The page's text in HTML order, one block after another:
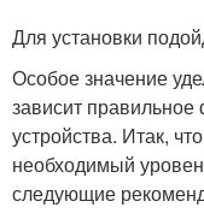
Для установки
Особое значение
зависит
устройства. Итак,
необходимый
следующие